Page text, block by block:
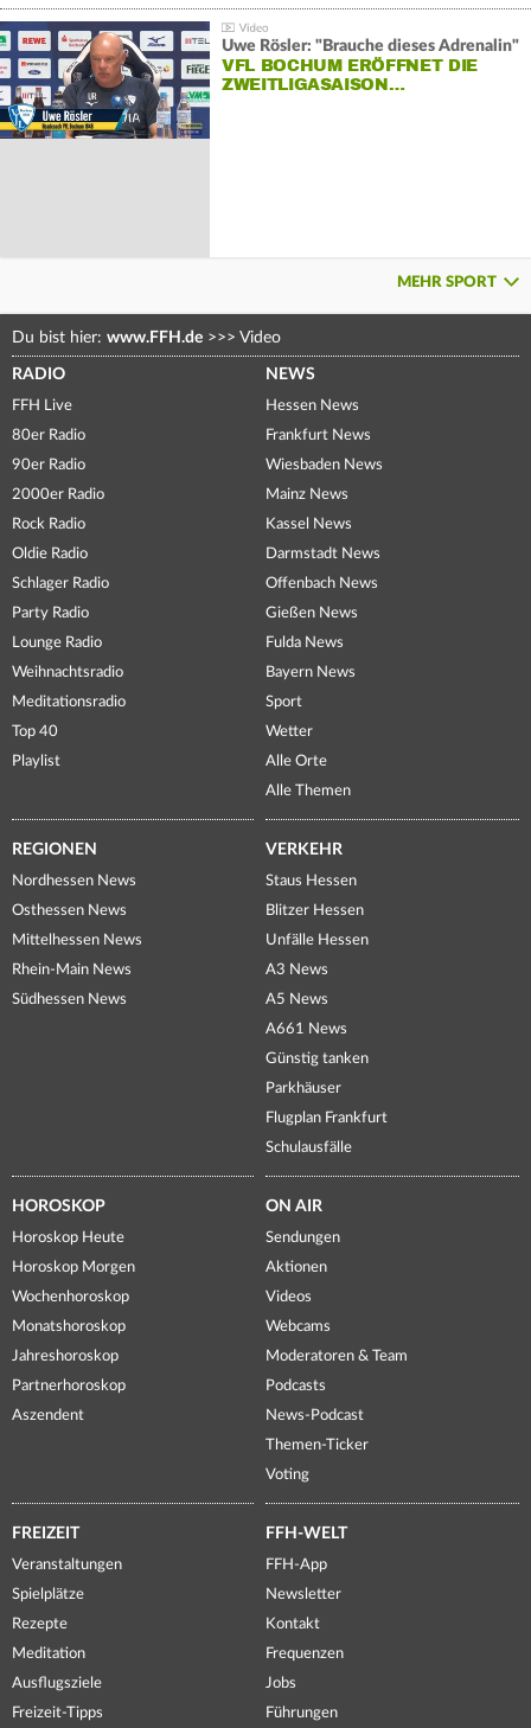
Uwe Rösler: "Brauche dieses Adrenalin"
VFL BOCHUM ERÖFFNET DIE
ZWEITLIGASAISON…
MEHR SPORT
Du bist hier: www.FFH.de >>> Video
RADIO
FFH Live
80er Radio
90er Radio
2000er Radio
Rock Radio
Oldie Radio
Schlager Radio
Party Radio
Lounge Radio
Weihnachtsradio
Meditationsradio
Top 40
Playlist
NEWS
Hessen News
Frankfurt News
Wiesbaden News
Mainz News
Kassel News
Darmstadt News
Offenbach News
Gießen News
Fulda News
Bayern News
Sport
Wetter
Alle Orte
Alle Themen
REGIONEN
Nordhessen News
Osthessen News
Mittelhessen News
Rhein-Main News
Südhessen News
VERKEHR
Staus Hessen
Blitzer Hessen
Unfälle Hessen
A3 News
A5 News
A661 News
Günstig tanken
Parkhäuser
Flugplan Frankfurt
Schulausfälle
HOROSKOP
Horoskop Heute
Horoskop Morgen
Wochenhoroskop
Monatshoroskop
Jahreshoroskop
Partnerhoroskop
Aszendent
ON AIR
Sendungen
Aktionen
Videos
Webcams
Moderatoren & Team
Podcasts
News-Podcast
Themen-Ticker
Voting
FREIZEIT
Veranstaltungen
Spielplätze
Rezepte
Meditation
Ausflugsziele
Freizeit-Tipps
FFH-WELT
FFH-App
Newsletter
Kontakt
Frequenzen
Jobs
Führungen